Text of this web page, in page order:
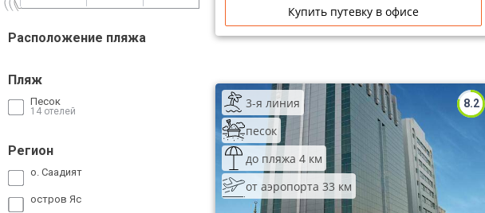
Расположение пляжа
Пляж
Песок
14 отелей
Регион
о. Саадият
остров Яс
Купить путевку в офисе
8.2
3-я линия
песок
до пляжа 4 км
от аэропорта 33 км
Сетевые отели Мальдив
Сетевые отели Сейшел
Сетевые отели Маврикия